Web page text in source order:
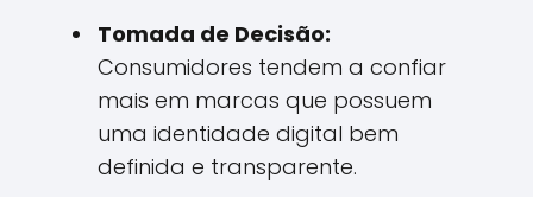
Tomada de Decisão:
Consumidores tendem a confiar
mais em marcas que possuem
uma identidade digital bem
definida e transparente.